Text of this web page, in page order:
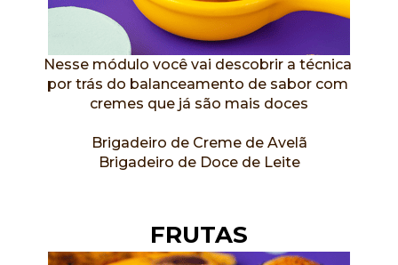
Nesse módulo você vai descobrir a técnica
por trás do balanceamento de sabor com
cremes que já são mais doces
Brigadeiro de Creme de Avelã
Brigadeiro de Doce de Leite
FRUTAS